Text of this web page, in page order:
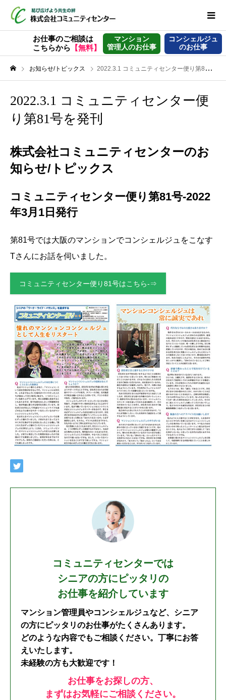
お仕事のご相談は
こちらから 【無料】
マンション
管理人のお仕事
コンシェルジュ
のお仕事
お知らせ/トピックス 2022.3.1 コミュニティセンター便り第81号を発刊
2022.3.1 コミュニティセンター便
り第81号を発刊
株式会社コミュニティセンターのお
知らせ/トピックス
コミュニティセンター便り第81号-2022
年3月1日発行
第81号では大阪のマンションでコンシェルジュをこなす
Tさんにお話を伺いました。
コミュニティセンター便り81号はこちら-⇒
コミュニティセンターでは
シニアの方にピッタリの
お仕事を紹介しています
マンション管理員やコンシェルジュなど、シニア
の方にピッタリのお仕事がたくさんあります。
どのような内容でもご相談ください。丁寧にお答
えいたします。
未経験の方も大歓迎です！
お仕事をお探しの方、
まずはお気軽にご相談ください。